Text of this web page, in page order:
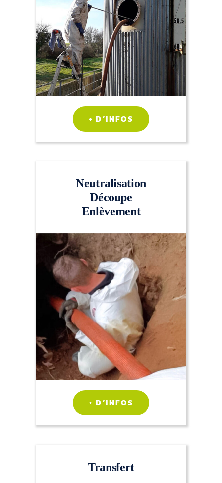
+ D’INFOS
Neutralisation
Découpe
Enlèvement
+ D’INFOS
Transfert